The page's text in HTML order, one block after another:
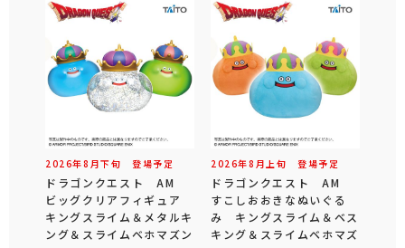
2026年8 月下旬 登場予定
ドラゴンクエスト AM
ビッグクリアフィギュア
キングスライム＆メタルキ
ング＆スライムベホマズン
2026年8 月 上旬 登場予定
ドラゴンクエスト AM
すこしおおきなぬいぐる
み キングスライム＆ベス
キング＆スライムベホマズ